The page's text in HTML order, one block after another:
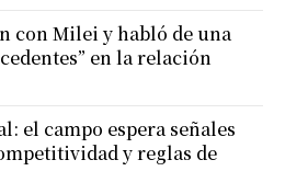
con Milei y habló de una
en la relación
el campo espera señales
y reglas de